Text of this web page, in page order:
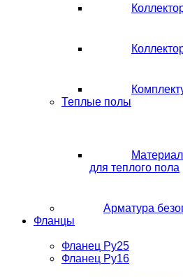
Теплые полы
для теплого пола
Арматура
Фланцы
Фланец Ру25
Фланец Ру16